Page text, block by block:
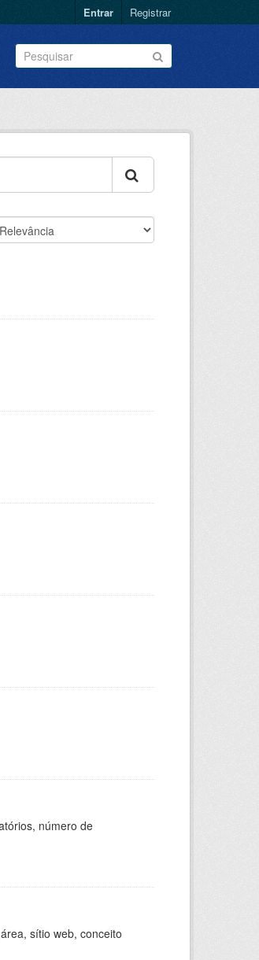
Entrar Registrar
número de
sítio web, conceito